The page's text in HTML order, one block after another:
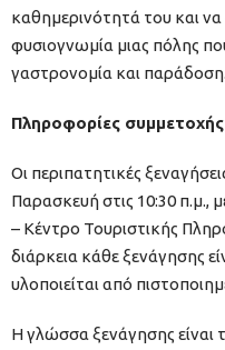
καθημερινότητά του και
φυσιογνωμία μιας πόλης
γαστρονομία και παράδοση.
Πληροφορίες συμμετοχής
Οι περιπατητικές
Παρασκευή στις 10:30 π.μ.,
– Κέντρο Τουριστικής
διάρκεια κάθε ξενάγησης
υλοποιείται από
Η γλώσσα ξενάγησης είναι